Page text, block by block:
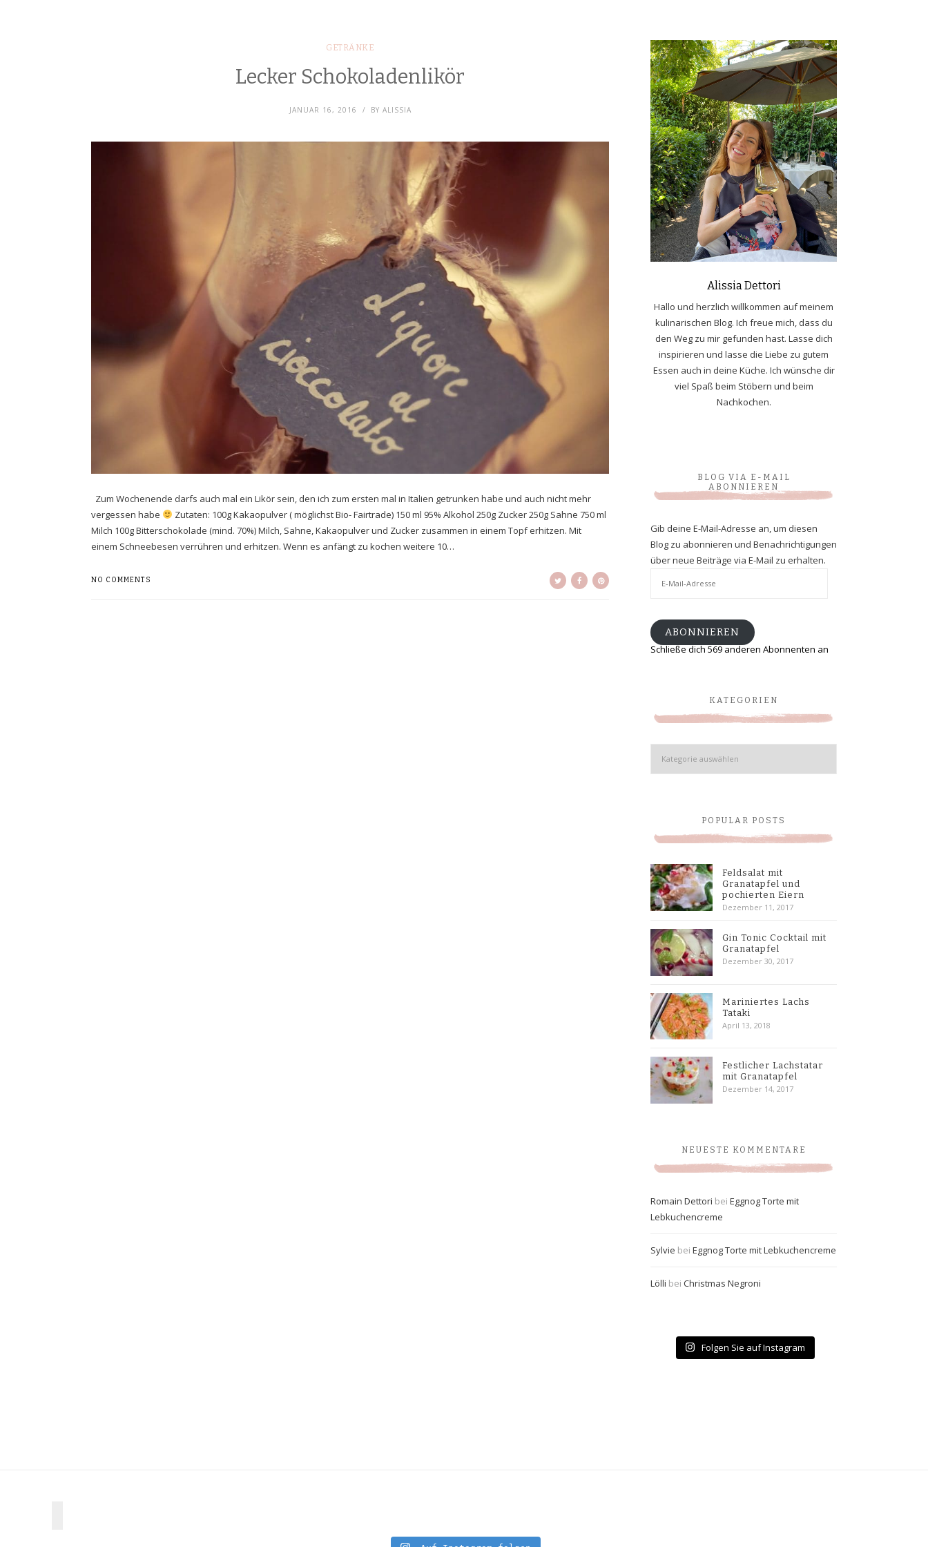
GETRÄNKE
Lecker Schokoladenlikör
JANUAR 16, 2016 BY ALISSIA
Zum Wochenende darfs auch mal ein Likör sein, den ich zum ersten mal in Italien getrunken habe und auch nicht mehr
vergessen habe
Zutaten: 100g Kakaopulver ( möglichst Bio- Fairtrade) 150 ml 95% Alkohol 250g Zucker 250g Sahne 750 ml
Milch 100g Bitterschokolade (mind. 70%) Milch, Sahne, Kakaopulver und Zucker zusammen in einem Topf erhitzen. Mit
einem Schneebesen verrühren und erhitzen. Wenn es anfängt zu kochen weitere 10…
NO COMMENTS
Alissia Dettori
Hallo und herzlich willkommen auf meinem
kulinarischen Blog. Ich freue mich, dass du
den Weg zu mir gefunden hast. Lasse dich
inspirieren und lasse die Liebe zu gutem
Essen auch in deine Küche. Ich wünsche dir
viel Spaß beim Stöbern und beim
Nachkochen.
BLOG VIA E-MAIL
ABONNIEREN
Gib deine E-Mail-Adresse an, um diesen
Blog zu abonnieren und Benachrichtigungen
über neue Beiträge via E-Mail zu erhalten.
ABONNIEREN
Schließe dich 569 anderen Abonnenten an
KATEGORIEN
Kategorien
POPULAR POSTS
Feldsalat mit
Granatapfel und
pochierten Eiern
Dezember 11, 2017
Gin Tonic Cocktail mit
Granatapfel
Dezember 30, 2017
Mariniertes Lachs
Tataki
April 13, 2018
Festlicher Lachstatar
mit Granatapfel
Dezember 14, 2017
NEUESTE KOMMENTARE
Romain Dettori bei Eggnog Torte mit
Lebkuchencreme
Sylvie bei Eggnog Torte mit Lebkuchencreme
Lölli bei Christmas Negroni
Folgen Sie auf Instagram